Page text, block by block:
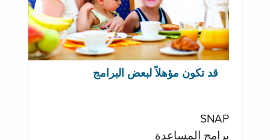
قد تكون مؤهلاً لبعض البرامج
SNAP
برامج المساعدة